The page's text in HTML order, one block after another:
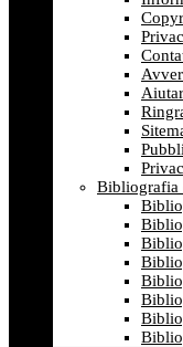
Bibliografia